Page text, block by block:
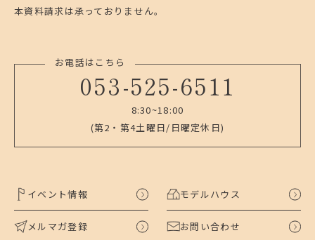
本資料請求は承っておりません。
お電話はこちら
053-525-6511
8:30~18:00
(第2・第4土曜日/日曜定休日)
イベント情報 モデルハウス
メルマガ登録 お問い合わせ